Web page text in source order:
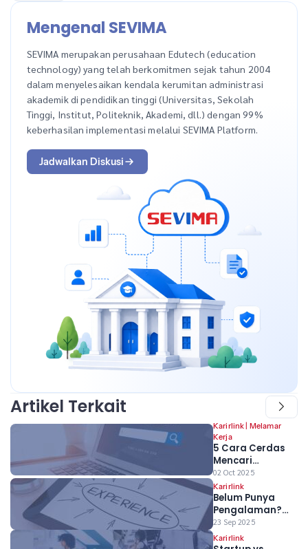
Mengenal SEVIMA
SEVIMA merupakan perusahaan Edutech (education
technology) yang telah berkomitmen sejak tahun 2004
dalam menyelesaikan kendala kerumitan administrasi
akademik di pendidikan tinggi (Universitas, Sekolah
Tinggi, Institut, Politeknik, Akademi, dll.) dengan 99%
keberhasilan implementasi melalui SEVIMA Platform.
Jadwalkan Diskusi
Artikel Terkait
Karirlink Melamar
Kerja
5 Cara Cerdas
Mencari
Lowongan Kerja
Tersembunyi
Bagi Fresh
Graduate
02 Oct 2025
Karirlink
Belum Punya
Pengalaman?
Bukan Masalah!
Ubah Proyek
23 Sep 2025
Karirlink